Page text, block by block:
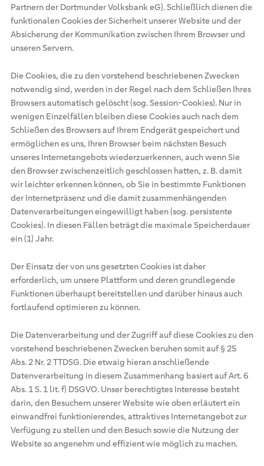
Partnern der Dortmunder Volksbank eG). Schließlich dienen die
funktionalen Cookies der Sicherheit unserer Website und der
Absicherung der Kommunikation zwischen Ihrem Browser und
unseren Servern.
Die Cookies, die zu den vorstehend beschriebenen Zwecken
notwendig sind, werden in der Regel nach dem Schließen Ihres
Browsers automatisch gelöscht (sog. Session-Cookies). Nur in
wenigen Einzelfällen bleiben diese Cookies auch nach dem
Schließen des Browsers auf Ihrem Endgerät gespeichert und
ermöglichen es uns, Ihren Browser beim nächsten Besuch
unseres Internetangebots wiederzuerkennen, auch wenn Sie
den Browser zwischenzeitlich geschlossen hatten, z. B. damit
wir leichter erkennen können, ob Sie in bestimmte Funktionen
der Internetpräsenz und die damit zusammenhängenden
Datenverarbeitungen eingewilligt haben (sog. persistente
Cookies). In diesen Fällen beträgt die maximale Speicherdauer
ein (1) Jahr.
Der Einsatz der von uns gesetzten Cookies ist daher
erforderlich, um unsere Plattform und deren grundlegende
Funktionen überhaupt bereitstellen und darüber hinaus auch
fortlaufend optimieren zu können.
Die Datenverarbeitung und der Zugriff auf diese Cookies zu den
vorstehend beschriebenen Zwecken beruhen somit auf § 25
Abs. 2 Nr. 2 TTDSG. Die etwaig hieran anschließende
Datenverarbeitung in diesem Zusammenhang basiert auf Art. 6
Abs. 1 S. 1 lit. f) DSGVO. Unser berechtigtes Interesse besteht
darin, den Besuchern unserer Website wie oben erläutert ein
einwandfrei funktionierendes, attraktives Internetangebot zur
Verfügung zu stellen und den Besuch sowie die Nutzung der
Website so angenehm und effizient wie möglich zu machen.